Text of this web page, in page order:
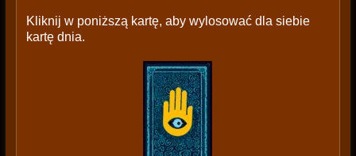
Kliknij w poniższą kartę, aby wylosować dla siebie
kartę dnia.